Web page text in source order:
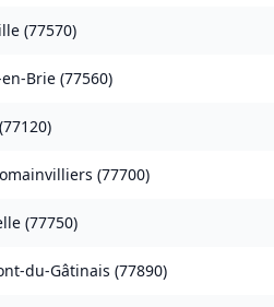
(77570)
Brie (77560)
(77120)
(77700)
(77750)
du-Gâtinais (77890)